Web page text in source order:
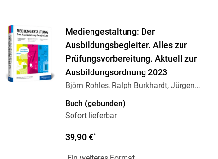
Mediengestaltung: Der
Ausbildungsbegleiter. Alles zur
Prüfungsvorbereitung. Aktuell zur
Ausbildungsordnung 2023
Björn Rohles, Ralph Burkhardt, Jürgen
…
Buch (gebunden)
Sofort lieferbar
39,90 €*